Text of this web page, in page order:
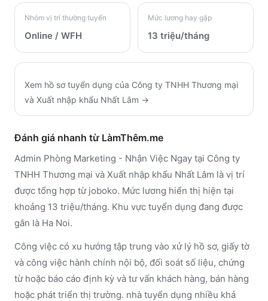
Nhóm vị trí thường tuyển
Online / WFH
Mức lương hay gặp
13 triệu/tháng
Xem hồ sơ tuyển dụng của Công ty TNHH Thương mại
và Xuất nhập khẩu Nhất Lâm →
Đánh giá nhanh từ LàmThêm.me
Admin Phòng Marketing - Nhận Việc Ngay tại Công ty
TNHH Thương mại và Xuất nhập khẩu Nhất Lâm là vị trí
được tổng hợp từ joboko. Mức lương hiển thị hiện tại
khoảng 13 triệu/tháng. Khu vực tuyển dụng đang được
gắn là Ha Noi.
Công việc có xu hướng tập trung vào xử lý hồ sơ, giấy tờ
và công việc hành chính nội bộ, đối soát số liệu, chứng
từ hoặc báo cáo định kỳ và tư vấn khách hàng, bán hàng
hoặc phát triển thị trường. nhà tuyển dụng nhiều khả